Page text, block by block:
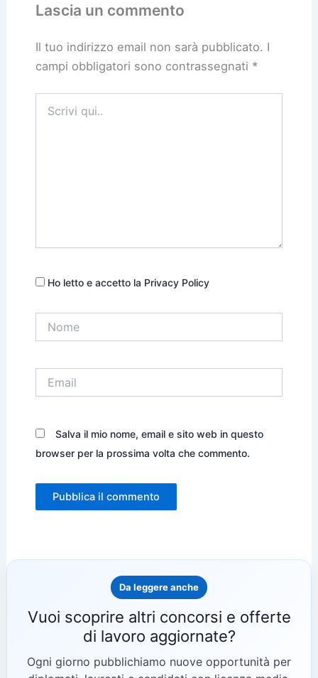
Lascia un commento
Il tuo indirizzo email non sarà pubblicato. I
campi obbligatori sono contrassegnati *
qui..
Ho letto e accetto la Privacy Policy
Salva il mio nome, email e sito web in questo
browser per la prossima volta che commento.
Da leggere anche
Vuoi scoprire altri concorsi e offerte
di lavoro aggiornate?
Ogni giorno pubblichiamo nuove opportunità per